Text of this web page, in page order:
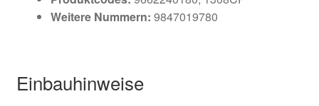
Weitere Nummern: 9847019780
Einbauhinweise